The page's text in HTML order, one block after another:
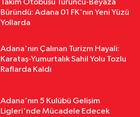
Ekonomi
11:24Adana Sanayicisi Dünyaya
Takım Otobüsü Turuncu-Beyaza
Büründü: Adana 01 FK'nın Yeni Yüzü
Yollarda
Adana'nın Çalınan Turizm Hayali:
Karataş-Yumurtalık Sahil Yolu Tozlu
Raflarda Kaldı
Adana'nın 5 Kulübü Gelişim
Ligleri'nde Mücadele Edecek